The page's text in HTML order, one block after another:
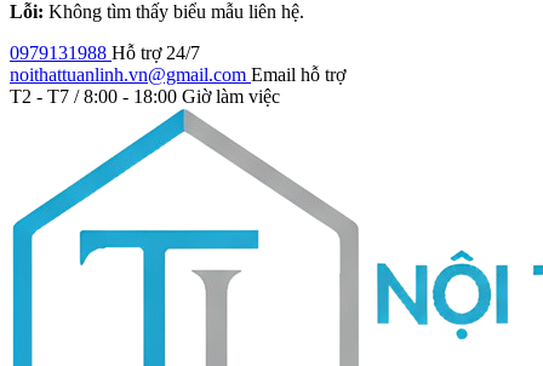
Lỗi: Không tìm thấy biểu mẫu liên hệ.
0979131988 Hỗ trợ 24/7
noithattuanlinh.vn@gmail.com Email hỗ trợ
T2 - T7 / 8:00 - 18:00 Giờ làm việc